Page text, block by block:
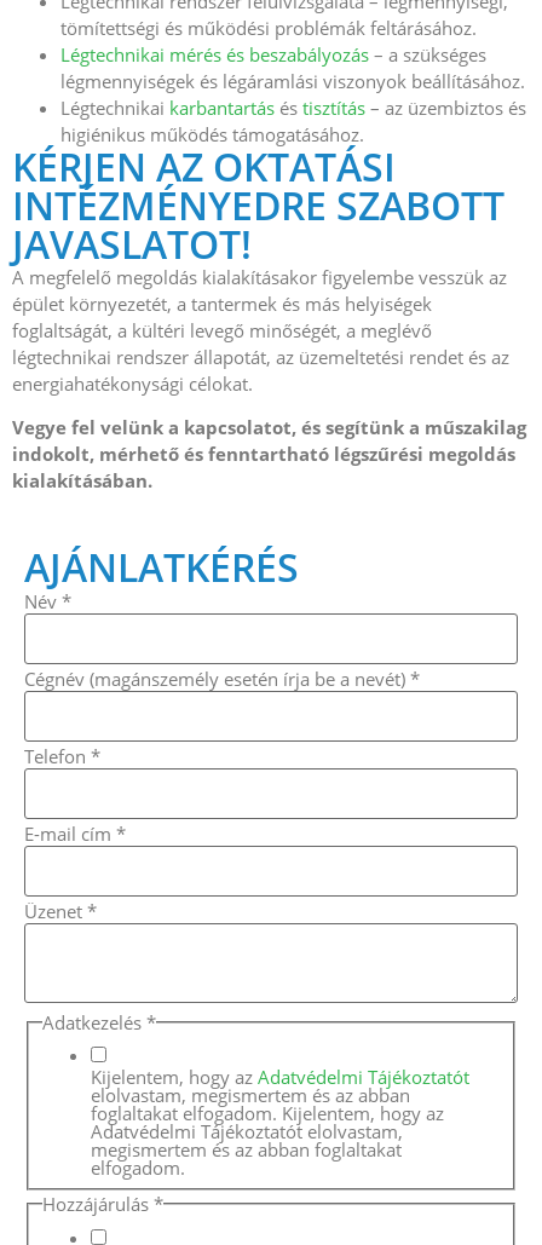
tömítettségi és működési problémák feltárásához.
Légtechnikai mérés és beszabályozás – a szükséges
légmennyiségek és légáramlási viszonyok beállításához.
Légtechnikai karbantartás és tisztítás – az üzembiztos és
higiénikus működés támogatásához.
KÉRJEN AZ OKTATÁSI
INTÉZMÉNYEDRE SZABOTT
JAVASLATOT!
A megfelelő megoldás kialakításakor figyelembe vesszük az
épület környezetét, a tantermek és más helyiségek
foglaltságát, a kültéri levegő minőségét, a meglévő
légtechnikai rendszer állapotát, az üzemeltetési rendet és az
energiahatékonysági célokat.
Vegye fel velünk a kapcsolatot, és segítünk a műszakilag
indokolt, mérhető és fenntartható légszűrési megoldás
kialakításában.
AJÁNLATKÉRÉS
Név *
Cégnév (magánszemély esetén írja be a nevét) *
Telefon *
E-mail cím *
E-
mail
Üzenet *
Adatkezelés*
Kijelentem, hogy azAdatvédelmi Tájékoztatót
elolvastam, megismertem és az abban
foglaltakat elfogadom. Kijelentem, hogy az
Adatvédelmi Tájékoztatót elolvastam,
megismertem és az abban foglaltakat
elfogadom.
Hozzájárulás*